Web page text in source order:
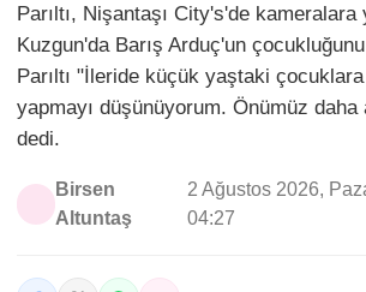
Parıltı, Nişantaşı City's'de kameralara
Kuzgun'da Barış Arduç'un
Parıltı "İleride küçük yaştaki
yapmayı düşünüyorum. Önümüz daha
dedi.
Birsen
Altuntaş
2 Ağustos 2026,
04:27